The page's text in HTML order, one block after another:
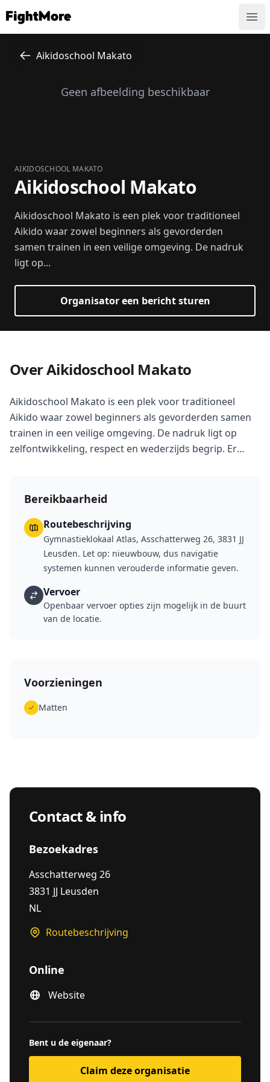
FightMore
Aikidoschool Makato
Geen afbeelding beschikbaar
AIKIDOSCHOOL MAKATO
Aikidoschool Makato
Aikidoschool Makato is een plek voor traditioneel
Aikido waar zowel beginners als gevorderden
samen trainen in een veilige omgeving. De nadruk
ligt op...
Organisator een bericht sturen
Over Aikidoschool Makato
Aikidoschool Makato is een plek voor traditioneel
Aikido waar zowel beginners als gevorderden samen
trainen in een veilige omgeving. De nadruk ligt op
zelfontwikkeling, respect en wederzijds begrip. Er
Bereikbaarheid
Routebeschrijving
Gymnastieklokaal Atlas, Asschatterweg 26, 3831 JJ
Leusden. Let op: nieuwbouw, dus navigatie
systemen kunnen verouderde informatie geven.
Vervoer
Openbaar vervoer opties zijn mogelijk in de buurt
van de locatie.
Voorzieningen
Matten
Contact & info
Bezoekadres
Asschatterweg 26
3831 JJ Leusden
NL
Routebeschrijving
Online
Website
Bent u de eigenaar?
Claim deze organisatie